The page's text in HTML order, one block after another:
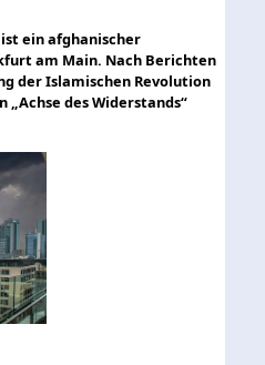
ein afghanischer
am Main. Nach Berichten
der Islamischen Revolution
des Widerstands“